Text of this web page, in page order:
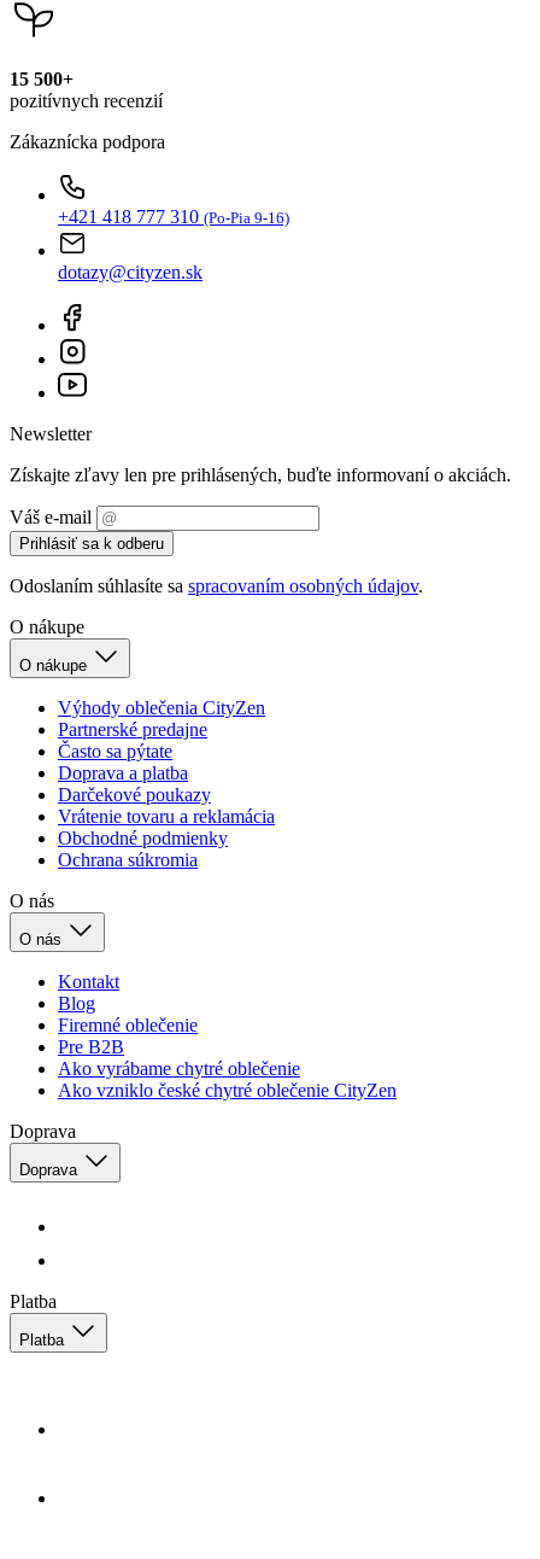
Zákaznícka podpora
+421 418 777 310
Newsletter
Získajte zľavy len pre prihlásených, buďte informovaní o akciách.
Prihlásiť sa k odberu
Odoslaním súhlasíte saspracovaním osobných údajov.
O nákupe
O nákupe
Výhody oblečenia CityZen
Partnerské predajne
Často sa pýtate
Doprava a platba
Darčekové poukazy
Vrátenie tovaru a reklamácia
Obchodné podmienky
Ochrana súkromia
O nás
O nás
Kontakt
Firemné oblečenie
Pre B2B
Ako vyrábame chytré oblečenie
Ako vzniklo české chytré oblečenie CityZen
Doprava
Doprava
Platba